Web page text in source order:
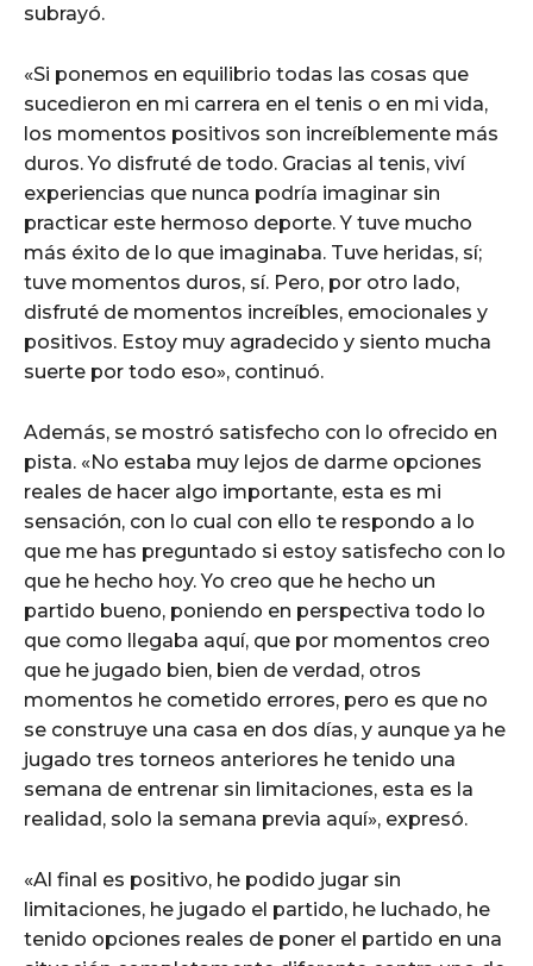
subrayó.
«Si ponemos en equilibrio todas las cosas que
sucedieron en mi carrera en el tenis o en mi vida,
los momentos positivos son increíblemente más
duros. Yo disfruté de todo. Gracias al tenis, viví
experiencias que nunca podría imaginar sin
practicar este hermoso deporte. Y tuve mucho
más éxito de lo que imaginaba. Tuve heridas, sí;
tuve momentos duros, sí. Pero, por otro lado,
disfruté de momentos increíbles, emocionales y
positivos. Estoy muy agradecido y siento mucha
suerte por todo eso», continuó.
Además, se mostró satisfecho con lo ofrecido en
pista. «No estaba muy lejos de darme opciones
reales de hacer algo importante, esta es mi
sensación, con lo cual con ello te respondo a lo
que me has preguntado si estoy satisfecho con lo
que he hecho hoy. Yo creo que he hecho un
partido bueno, poniendo en perspectiva todo lo
que como llegaba aquí, que por momentos creo
que he jugado bien, bien de verdad, otros
momentos he cometido errores, pero es que no
se construye una casa en dos días, y aunque ya he
jugado tres torneos anteriores he tenido una
semana de entrenar sin limitaciones, esta es la
realidad, solo la semana previa aquí», expresó.
«Al final es positivo, he podido jugar sin
limitaciones, he jugado el partido, he luchado, he
tenido opciones reales de poner el partido en una